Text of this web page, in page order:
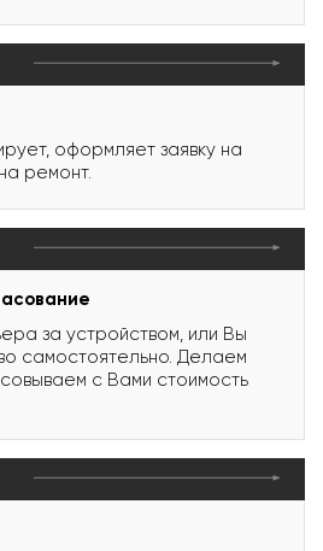
оформляет заявку на
ремонт.
за устройством, или Вы
самостоятельно. Делаем
с Вами стоимость